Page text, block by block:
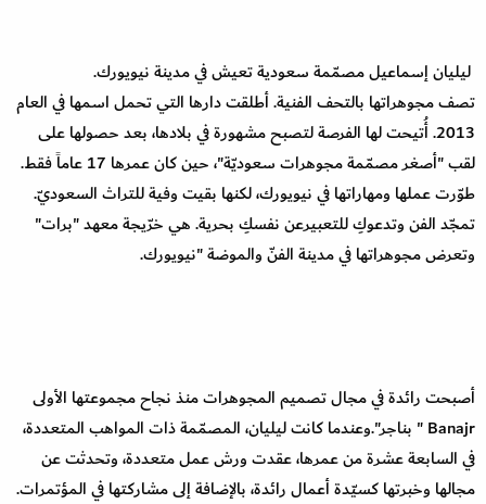
ليليان إسماعيل مصمّمة سعودية تعيش في مدينة نيويورك.
تصف مجوهراتها بالتحف الفنية. أطلقت دارها التي تحمل اسمها في العام
2013. أُتيحت لها الفرصة لتصبح مشهورة في بلادها، بعد حصولها على
لقب "أصغر مصمّمة مجوهرات سعوديّة"، حين كان عمرها 17 عاماً فقط.
طوّرت عملها ومهاراتها في نيويورك، لكنها بقيت وفية للتراث السعوديّ.
تمجّد الفن وتدعوكِ للتعبيرعن نفسكِ بحرية. هي خرّيجة معهد "برات"
وتعرض مجوهراتها في مدينة الفنّ والموضة "نيويورك.
أصبحت رائدة في مجال تصميم المجوهرات منذ نجاح مجموعتها الأولى
Banajr " بناجر".وعندما كانت ليليان، المصمّمة ذات المواهب المتعددة،
في السابعة عشرة من عمرها، عقدت ورش عمل متعددة، وتحدثت عن
مجالها وخبرتها كسيّدة أعمال رائدة، بالإضافة إلى مشاركتها في المؤتمرات.